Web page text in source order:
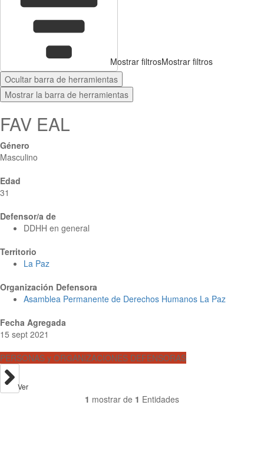
Mostrar filtrosMostrar filtros
Ocultar barra de herramientas
Mostrar la barra de herramientas
FAV EAL
Género
Masculino
Edad
31
Defensor/a de
DDHH en general
Territorio
La Paz
Organización Defensora
Asamblea Permanente de Derechos Humanos La Paz
Fecha Agregada
15 sept 2021
PERSONAS y ORGANIZACIONES DEFENSORAS
Ver
1 mostrar de 1 Entidades